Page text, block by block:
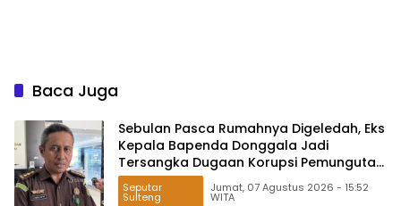
Baca Juga
Sebulan Pasca Rumahnya Digeledah, Eks
Kepala Bapenda Donggala Jadi
Tersangka Dugaan Korupsi Pemungutan
Pajak Pertambangan
Seputar
Sulteng
Jumat, 07 Agustus 2026 - 15:52
WITA